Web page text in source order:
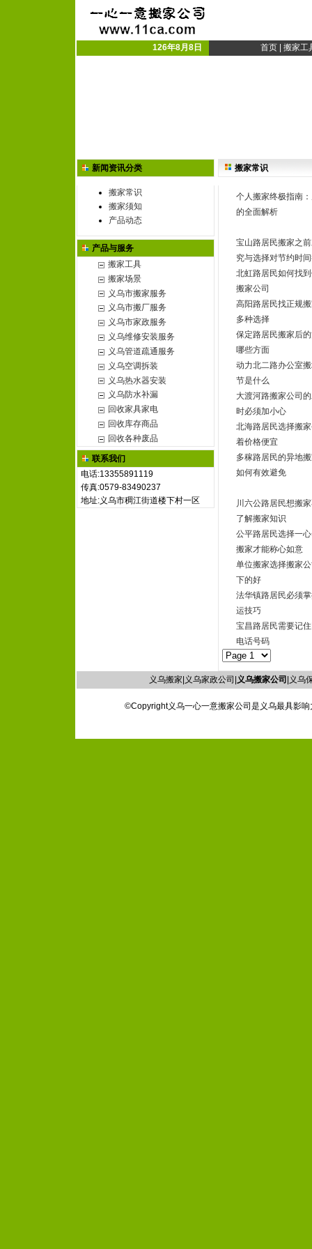
126年8月8日 首页| 搬家工
新闻资讯分类
搬家常识
搬家须知
产品动态
产品与服务
搬家工具
搬家场景
义乌市搬家服务
义乌市搬厂服务
义乌市家政服务
义乌维修安装服务
义乌管道疏通服务
义乌空调拆装
义乌热水器安装
义乌防水补漏
回收家具家电
回收库存商品
回收各种废品
联系我们
电话:13355891119
传真:0579-83490237
地址:义乌市稠江街道楼下村一区
搬家常识
个人搬家终极指南
的全面解析
宝山路居民搬家之
究与选择对节约时
北虹路居民如何找
搬家公司
高阳路居民找正规
多种选择
保定路居民搬家后
哪些方面
动力北二路办公室
节是什么
大渡河路搬家公司
时必须加小心
北海路居民选择搬
着价格便宜
多稼路居民的异地
如何有效避免
川六公路居民想搬
了解搬家知识
公平路居民选择一
搬家才能称心如意
单位搬家选择搬家
下的好
法华镇路居民必须
运技巧
宝昌路居民需要记
电话号码
义乌搬家|义乌家政公司| 义乌搬家公司 |义乌
©Copyright义乌一心一意搬家公司是义乌最具影响